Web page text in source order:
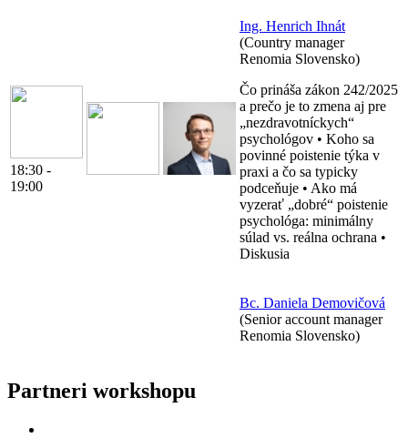
18:30 -
19:00
Ing. Henrich Ihnát
(Country manager
Renomia Slovensko)
Čo prináša zákon 242/2025
a prečo je to zmena aj pre
„nezdravotníckych“
psychológov • Koho sa
povinné poistenie týka v
praxi a čo sa typicky
podceňuje • Ako má
vyzerať „dobré“ poistenie
psychológa: minimálny
súlad vs. reálna ochrana •
Diskusia
Bc. Daniela Demovičová
(Senior account manager
Renomia Slovensko)
Partneri workshopu